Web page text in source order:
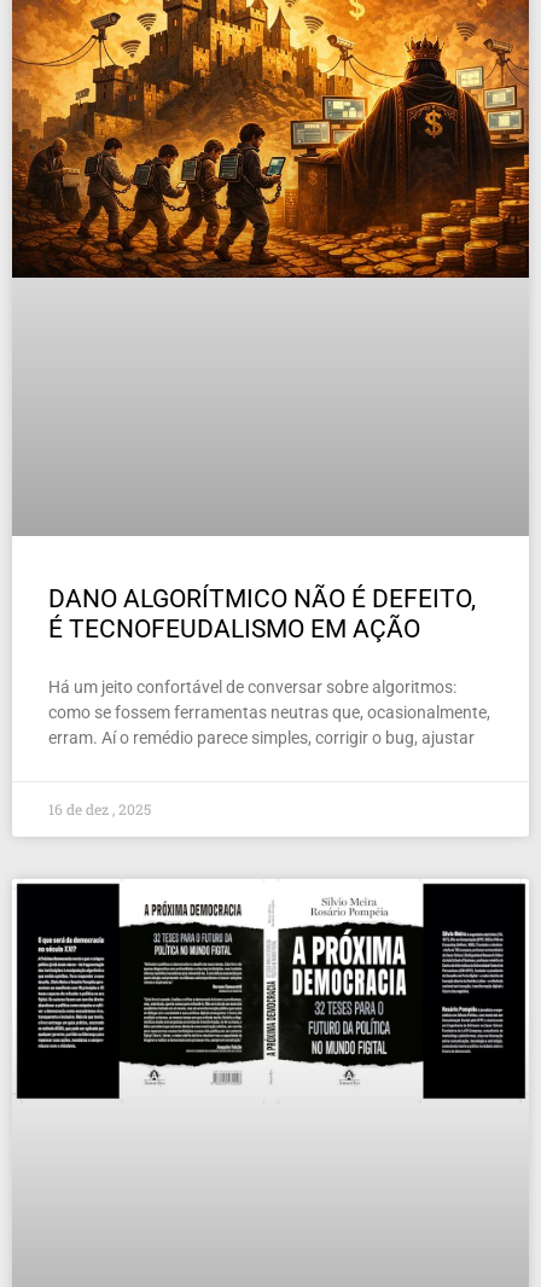
DANO ALGORÍTMICO NÃO É DEFEITO,
É TECNOFEUDALISMO EM AÇÃO
Há um jeito confortável de conversar sobre algoritmos:
como se fossem ferramentas neutras que, ocasionalmente,
erram. Aí o remédio parece simples, corrigir o bug, ajustar
16 de dez , 2025